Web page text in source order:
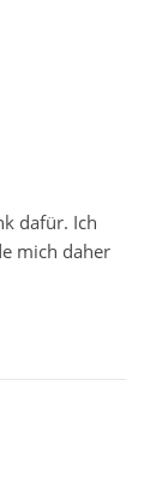
dafür. Ich
mich daher